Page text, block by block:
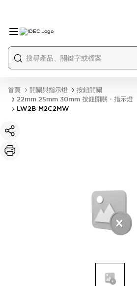
首頁 開關與指示燈
按鈕開關
22mm 25mm 30mm 按鈕開關・指示燈
LW2B-M2C2MW